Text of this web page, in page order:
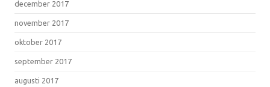
december 2017
november 2017
oktober 2017
september 2017
augusti 2017